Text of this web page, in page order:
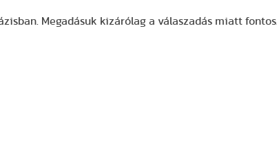
Megadásuk kizárólag a válaszadás miatt fontos.